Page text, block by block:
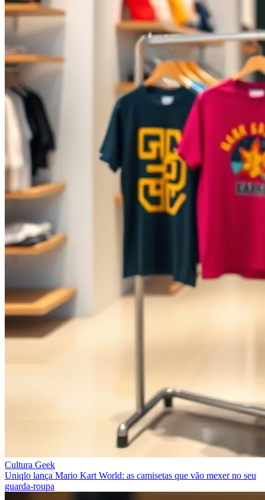
Cultura Geek
Uniqlo lança Mario Kart World: as camisetas que vão mexer no seu
guarda‑roupa